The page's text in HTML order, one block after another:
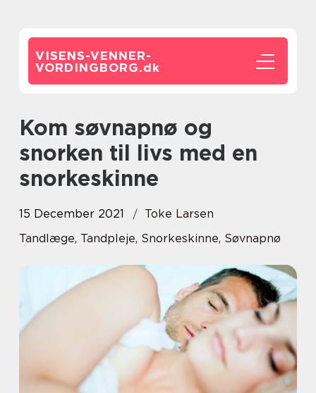
VISENS-VENNER-
VORDINGBORG.dk
Kom søvnapnø og
snorken til livs med en
snorkeskinne
15 December 2021
Toke Larsen
Tandlæge, Tandpleje, Snorkeskinne, Søvnapnø